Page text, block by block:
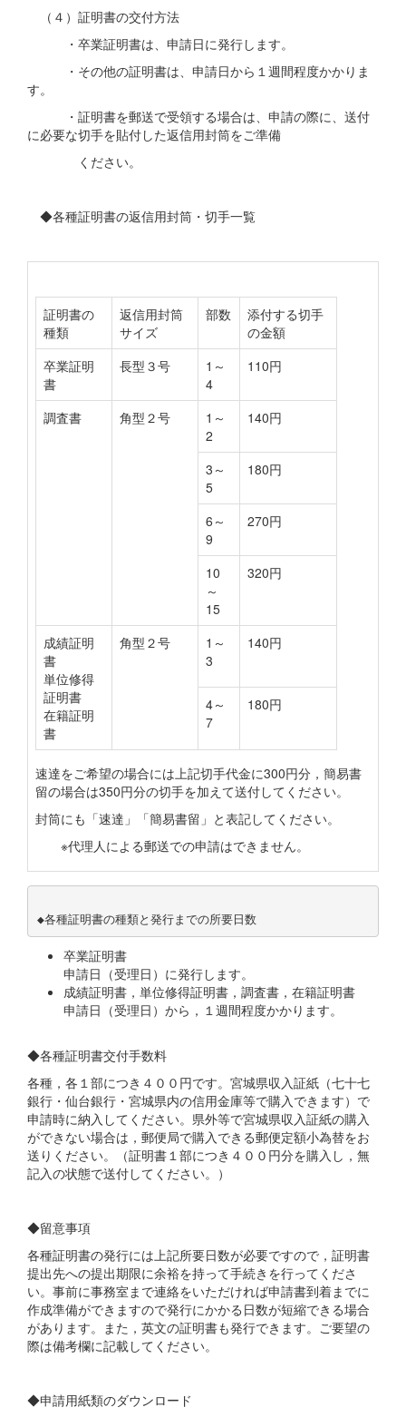
（４）証明書の交付方法
・卒業証明書は、申請日に発行します。
・その他の証明書は、申請日から１週間程度かかりま
す。
・証明書を郵送で受領する場合は、申請の際に、送付
に必要な切手を貼付した返信用封筒をご準備
ください。
◆各種証明書の返信用封筒・切手一覧
証明書の
種類
返信用封筒
サイズ
部数
添付する切手
の金額
卒業証明
書
長型３号
1～
4
110円
調査書 角型２号
1～
2
140円
3～
5
180円
6～
9
270円
10
～
15
320円
成績証明
書
単位修得
証明書
在籍証明
書
角型２号
1～
3
140円
4～
7
180円
速達をご希望の場合には上記切手代金に300円分，簡易書
留の場合は350円分の切手を加えて送付してください。
封筒にも「速達」「簡易書留」と表記してください。
※代理人による郵送での申請はできません。
◆各種証明書の種類と発行までの所要日数
卒業証明書
申請日（受理日）に発行します。
成績証明書，単位修得証明書，調査書，在籍証明書
申請日（受理日）から，１週間程度かかります。
◆各種証明書交付手数料
各種，各１部につき４００円です。宮城県収入証紙（七十七
銀行・仙台銀行・宮城県内の信用金庫等で購入できます）で
申請時に納入してください。県外等で宮城県収入証紙の購入
ができない場合は，郵便局で購入できる郵便定額小為替をお
送りください。（証明書１部につき４００円分を購入し，無
記入の状態で送付してください。）
◆留意事項
各種証明書の発行には上記所要日数が必要ですので，証明書
提出先への提出期限に余裕を持って手続きを行ってくださ
い。事前に事務室まで連絡をいただければ申請書到着までに
作成準備ができますので発行にかかる日数が短縮できる場合
があります。また，英文の証明書も発行できます。ご要望の
際は備考欄に記載してください。
◆申請用紙類のダウンロード